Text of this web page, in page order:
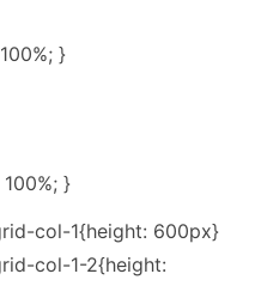
}
}
col-1{height: 600px}
col-1-2{height: